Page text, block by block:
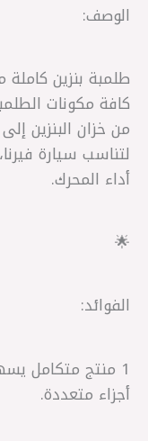
الوصف:
كافة مكونات
من خزان البنزين
لتناسب سيارة
أداء المحرك.
🌟
الفوائد:
1 منتج متكامل
أجزاء متعددة.